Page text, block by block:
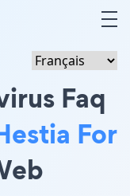
Faq
For